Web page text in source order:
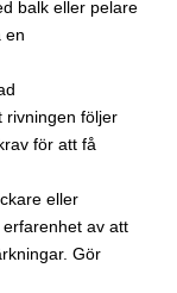
balk eller pelare
en
rivningen följer
för att få
eller
av att
Gör